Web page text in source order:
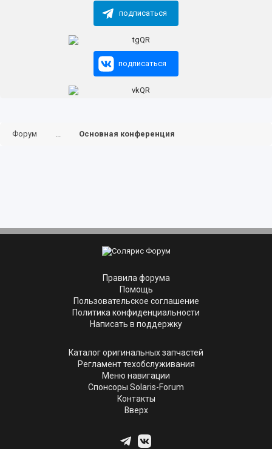
подписаться
подписаться
Форум ... Основная конференция
Правила форума
Помощь
Пользовательское соглашение
Политика конфиденциальности
Написать в поддержку
Каталог оригинальных запчастей
Регламент техобслуживания
Меню навигации
Спонсоры Solaris-Forum
Контакты
Вверх